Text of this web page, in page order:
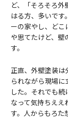
ど、「そろそろ
はる方、多いで
ーの家やし、ど
や思てたけど、壁
す。
正直、外壁塗装
られながら現場
した。それでも
なって気持ちええ
す。人からもろた